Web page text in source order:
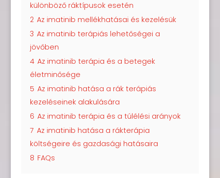
különböző ráktípusok esetén
2 Az imatinib mellékhatásai és kezelésük
3 Az imatinib terápiás lehetőségei a
jövőben
4 Az imatinib terápia és a betegek
életminősége
5 Az imatinib hatása a rák terápiás
kezeléseinek alakulására
6 Az imatinib terápia és a túlélési arányok
7 Az imatinib hatása a rákterápia
költségeire és gazdasági hatásaira
8 FAQs